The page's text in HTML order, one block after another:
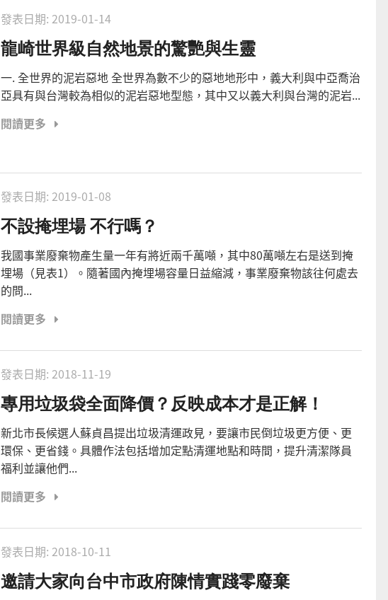
發表日期: 2019-01-14
龍崎世界級自然地景的驚艷與生靈
一. 全世界的泥岩惡地 全世界為數不少的惡地地形中，義大利與中亞喬治
亞具有與台灣較為相似的泥岩惡地型態，其中又以義大利與台灣的泥岩...
閱讀更多
發表日期: 2019-01-08
不設掩埋場 不行嗎？
我國事業廢棄物產生量一年有將近兩千萬噸，其中80萬噸左右是送到掩
埋場（見表1）。隨著國內掩埋場容量日益縮減，事業廢棄物該往何處去
的問...
閱讀更多
發表日期: 2018-11-19
專用垃圾袋全面降價？反映成本才是正解！
新北市長候選人蘇貞昌提出垃圾清運政見，要讓市民倒垃圾更方便、更
環保、更省錢。具體作法包括增加定點清運地點和時間，提升清潔隊員
福利並讓他們...
閱讀更多
發表日期: 2018-10-11
邀請大家向台中市政府陳情實踐零廢棄